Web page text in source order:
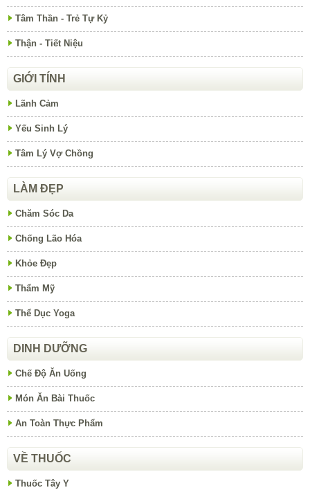
Tâm Thần - Trẻ Tự Kỷ
Thận - Tiết Niệu
GIỚI TÍNH
Lãnh Cảm
Yếu Sinh Lý
Tâm Lý Vợ Chồng
LÀM ĐẸP
Chăm Sóc Da
Chống Lão Hóa
Khỏe Đẹp
Thẩm Mỹ
Thể Dục Yoga
DINH DƯỠNG
Chế Độ Ăn Uống
Món Ăn Bài Thuốc
An Toàn Thực Phẩm
VỀ THUỐC
Thuốc Tây Y